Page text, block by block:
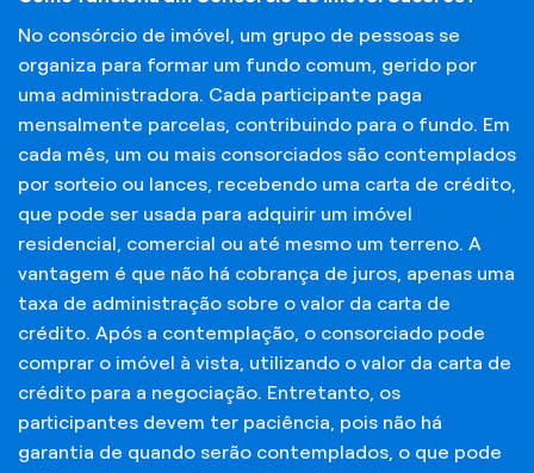
No consórcio de imóvel, um grupo de pessoas se
organiza para formar um fundo comum, gerido por
uma administradora. Cada participante paga
mensalmente parcelas, contribuindo para o fundo. Em
cada mês, um ou mais consorciados são contemplados
por sorteio ou lances, recebendo uma carta de crédito,
que pode ser usada para adquirir um imóvel
residencial, comercial ou até mesmo um terreno. A
vantagem é que não há cobrança de juros, apenas uma
taxa de administração sobre o valor da carta de
crédito. Após a contemplação, o consorciado pode
comprar o imóvel à vista, utilizando o valor da carta de
crédito para a negociação. Entretanto, os
participantes devem ter paciência, pois não há
garantia de quando serão contemplados, o que pode